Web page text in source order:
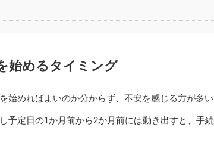
始めるタイミング
始めればよいのか分からず、不安を感じる方が多い
予定日の1か月前から2か月前には動き出すと、手